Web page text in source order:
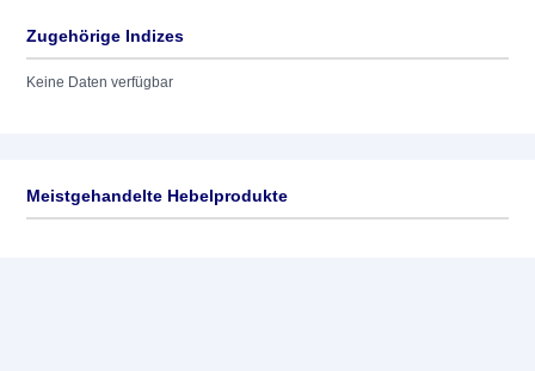
Zugehörige Indizes
Keine Daten verfügbar
Meistgehandelte Hebelprodukte